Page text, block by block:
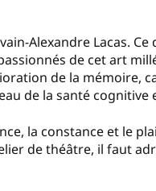
Alexandre Lacas.
de cet art
de la mémoire,
de la santé cognitive
la constance et le
de théâtre, il faut